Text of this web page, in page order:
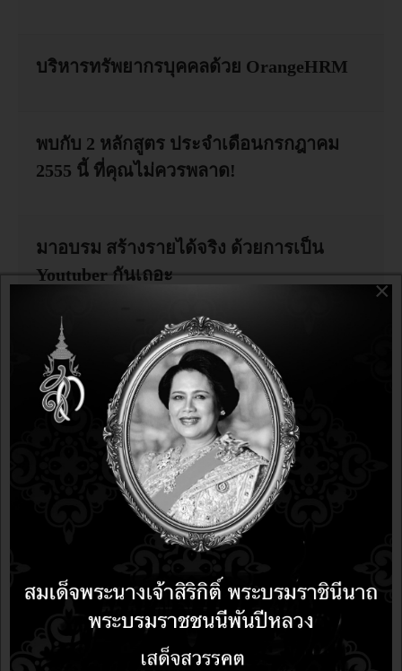
บริหารทรัพยากรบุคคลด้วย OrangeHRM
พบกับ 2 หลักสูตร ประจำเดือนกรกฎาคม
2555 นี้ ที่คุณไม่ควรพลาด!
มาอบรม สร้างรายได้จริง ด้วยการเป็น
Youtuber กันเถอะ
อบรม LibreOffice ทดแทนซอฟต์แวร์เชิง
พาณิชย์ สำนักงานสถิติแห่งชาติ
อบรม Ubuntu Linux Desktop บริษัท ปริ้นส์
เตอร์แห่งหนึ่งในประเทศไทย
ใน 1 วันด้วยโอเพนซอร์ส Open Source
อบรมหลักสูตร "กราฟิกดีไซน์ด้วย GIMP"
×